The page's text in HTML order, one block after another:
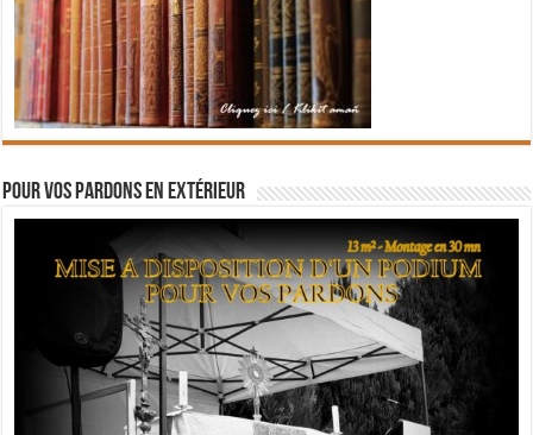
Pour vos pardons en extérieur